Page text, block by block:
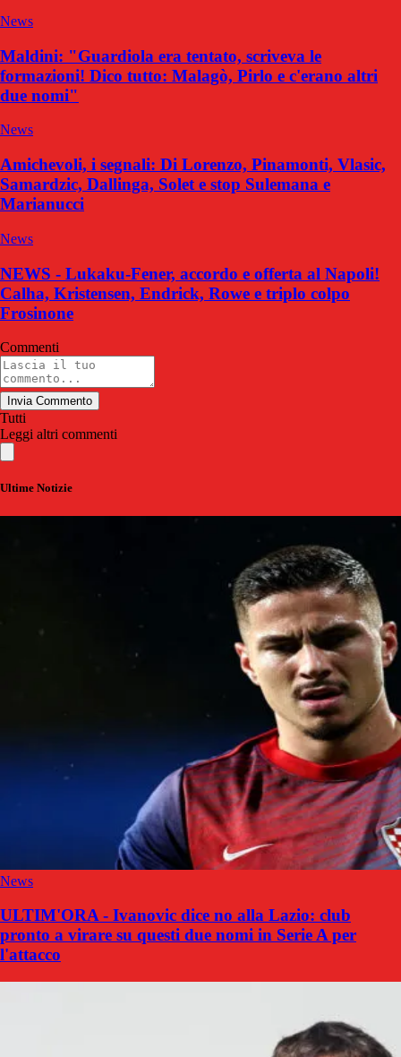
News
Maldini: "Guardiola era tentato, scriveva le
formazioni! Dico tutto: Malagò, Pirlo e c'erano altri
due nomi"
News
Amichevoli, i segnali: Di Lorenzo, Pinamonti, Vlasic,
Samardzic, Dallinga, Solet e stop Sulemana e
Marianucci
News
NEWS - Lukaku-Fener, accordo e offerta al Napoli!
Calha, Kristensen, Endrick, Rowe e triplo colpo
Frosinone
Commenti
Invia Commento
Tutti
Leggi altri commenti
Ultime Notizie
News
ULTIM'ORA - Ivanovic dice no alla Lazio: club
pronto a virare su questi due nomi in Serie A per
l'attacco